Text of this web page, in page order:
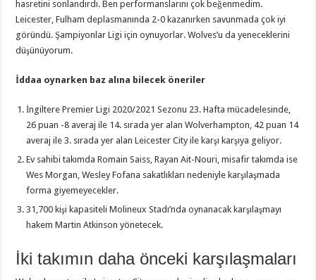
hasretini sonlandırdı. Ben performanslarını çok beğenmedim.
Leicester, Fulham deplasmanında 2-0 kazanırken savunmada çok iyi
göründü. Şampiyonlar Ligi için oynuyorlar. Wolves’u da yeneceklerini
düşünüyorum.
İddaa oynarken baz alına bilecek öneriler
İngiltere Premier Ligi 2020/2021 Sezonu 23. Hafta mücadelesinde,
26 puan -8 averaj ile 14. sırada yer alan Wolverhampton, 42 puan 14
averaj ile 3. sırada yer alan Leicester City ile karşı karşıya geliyor.
Ev sahibi takımda Romain Saiss, Rayan Ait-Nouri, misafir takımda ise
Wes Morgan, Wesley Fofana sakatlıkları nedeniyle karşılaşmada
forma giyemeyecekler.
31,700 kişi kapasiteli Molineux Stadı’nda oynanacak karşılaşmayı
hakem Martin Atkinson yönetecek.
İki takımın daha önceki karşılaşmaları